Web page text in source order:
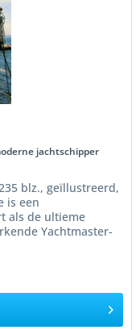
jachtschipper
blz., geïllustreerd,
is een
als de ultieme
Yachtmaster-